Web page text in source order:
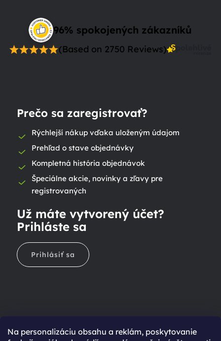
Na personalizáciu obsahu a reklám, poskytovanie
96% spokojených zákazníků
(Based on 2750 Reviews)
Prečo sa zaregistrovať?
Rýchlejší nákup vďaka uloženým údajom
Prehľad o stave objednávky
Kompletná história objednávok
Špeciálne akcie, novinky a zľavy pre
registrovaných
Už máte vytvorený účet?
Prihláste sa
Prihlásiť sa
Ešte nemáte účet?